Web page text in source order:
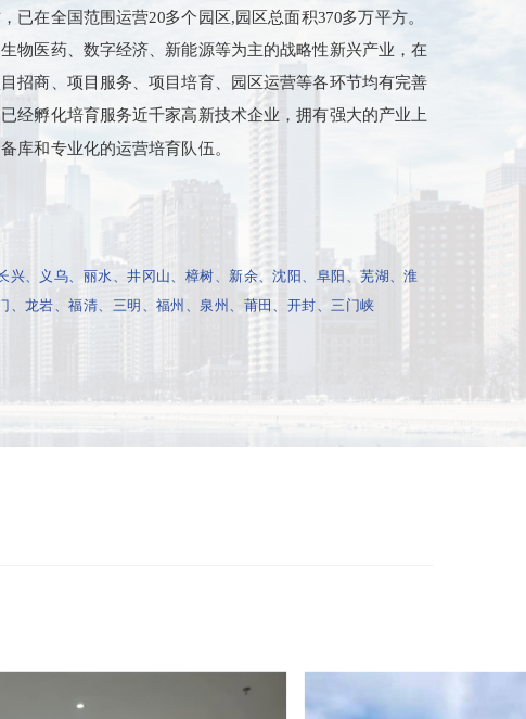
兴、义乌、丽水、井冈山、樟树、新余、沈阳、阜阳、芜湖、淮
、龙岩、福清、三明、福州、泉州、莆田、开封、三门峡
已在全国范围运营20多个园区,园区总面积370多万平方。
物医药、数字经济、新能源等为主的战略性新兴产业，在
招商、项目服务、项目培育、园区运营等各环节均有完善
经孵化培育服务近千家高新技术企业，拥有强大的产业上
库和专业化的运营培育队伍。